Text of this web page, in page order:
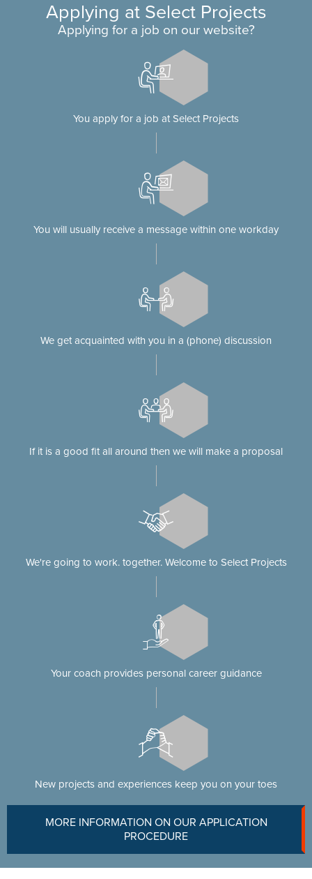
Applying at Select Projects
Applying for a job on our website?
You apply for a job at Select Projects
You will usually receive a message within one workday
We get acquainted with you in a (phone) discussion
If it is a good fit all around then we will make a proposal
We're going to work. together. Welcome to Select Projects
Your coach provides personal career guidance
New projects and experiences keep you on your toes
MORE INFORMATION ON OUR APPLICATION
PROCEDURE